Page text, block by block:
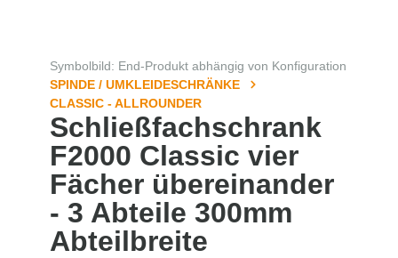
Symbolbild: End-Produkt abhängig von Konfiguration
SPINDE / UMKLEIDESCHRÄNKE
CLASSIC - ALLROUNDER
Schließfachschrank
F2000 Classic vier
Fächer übereinander
- 3 Abteile 300mm
Abteilbreite